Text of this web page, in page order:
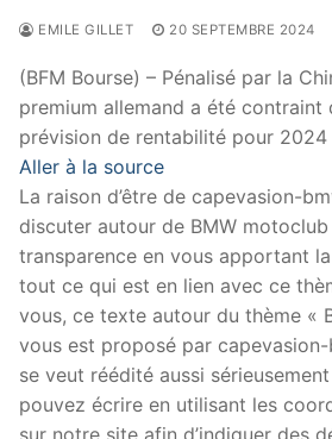
EMILE GILLET 20 SEPTEMBRE 2024
(BFM Bourse) – Pénalisé par la
premium allemand a été contraint
prévision de rentabilité pour
Aller à la source
La raison d’être de capevasion-
discuter autour de BMW
transparence en vous apportant
tout ce qui est en lien avec ce
vous, ce texte autour du thème «
vous est proposé par
se veut réédité aussi
pouvez écrire en utilisant les
sur notre site afin d’indiquer des